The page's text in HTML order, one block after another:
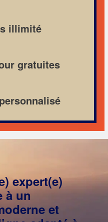
illimité
gratuites
expert(e)
à un
et